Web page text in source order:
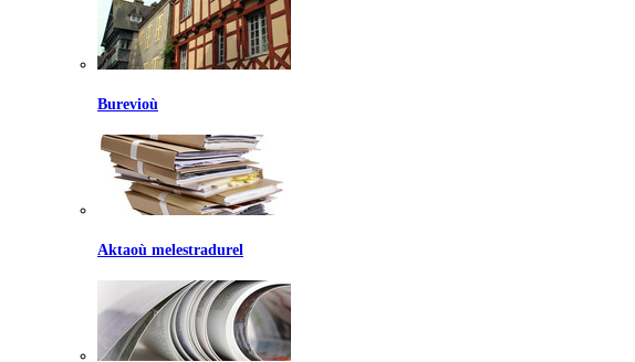
Burevioù
Aktaoù melestradurel